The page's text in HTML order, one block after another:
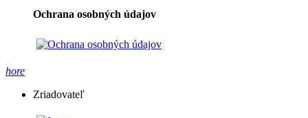
Ochrana osobných údajov
hore
Zriadovateľ